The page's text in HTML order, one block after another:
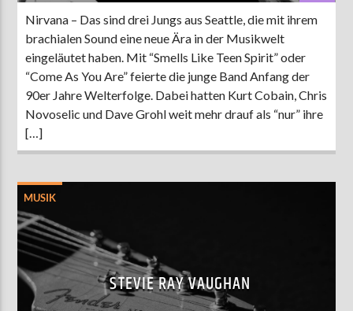
Nirvana – Das sind drei Jungs aus Seattle, die mit ihrem
brachialen Sound eine neue Ära in der Musikwelt
eingeläutet haben. Mit “Smells Like Teen Spirit” oder
“Come As You Are” feierte die junge Band Anfang der
90er Jahre Welterfolge. Dabei hatten Kurt Cobain, Chris
Novoselic und Dave Grohl weit mehr drauf als “nur” ihre
[…]
MUSIK
STEVIE RAY VAUGHAN